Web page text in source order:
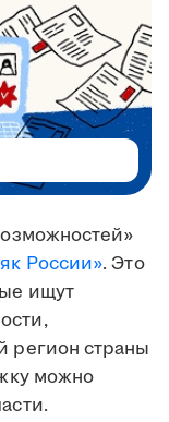
России». Это
ищут
регион страны
можно